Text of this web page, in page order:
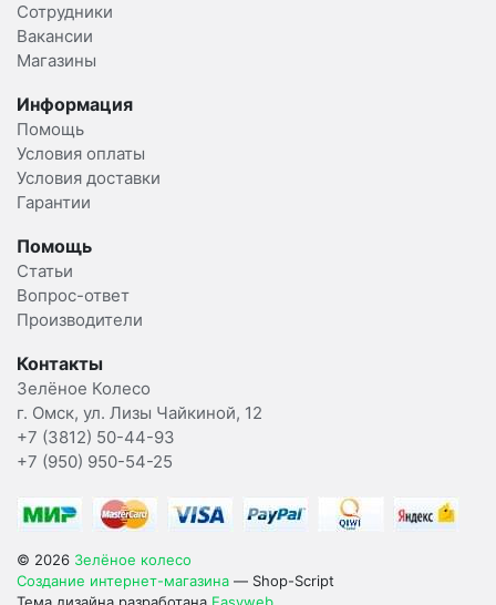
Сотрудники
Вакансии
Магазины
Информация
Помощь
Условия оплаты
Условия доставки
Гарантии
Помощь
Статьи
Вопрос-ответ
Производители
Контакты
Зелёное Колесо
г. Омск, ул. Лизы Чайкиной, 12
+7 (3812) 50-44-93
+7 (950) 950-54-25
© 2026 Зелёное колесо
Создание интернет-магазина — Shop-Script